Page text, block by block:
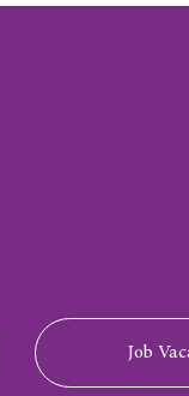
Job